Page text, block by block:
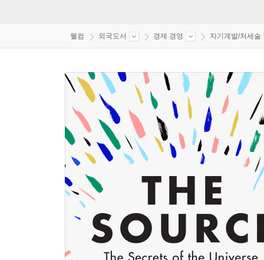
웰컴 외국도서 경제 경영 자기계발/처세술